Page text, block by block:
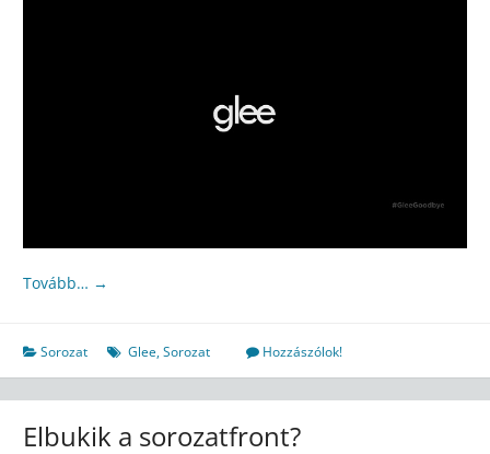
Tovább… →
Sorozat Glee,Sorozat Hozzászólok!
Elbukik a sorozatfront?